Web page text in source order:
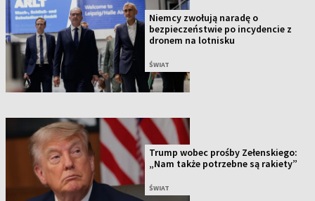
Niemcy zwołują naradę o
bezpieczeństwie po incydencie z
dronem na lotnisku
ŚWIAT
Trump wobec prośby Zełenskiego:
„Nam także potrzebne są rakiety”
ŚWIAT